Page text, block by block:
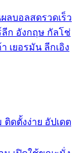
ลบอลสดรวดเร็ว
ก อังกฤษ กัลโช่
เยอรมัน ลีกเอิง
ดตั้งง่าย อัปเดต